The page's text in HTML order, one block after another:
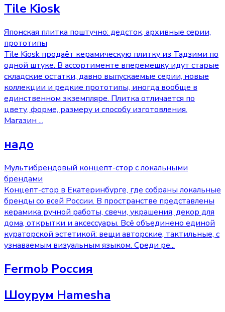
Tile Kiosk
Японская плитка поштучно: дедсток, архивные серии,
прототипы
Tile Kiosk продаёт керамическую плитку из Тадзими по
одной штуке. В ассортименте вперемешку идут старые
складские остатки, давно выпускаемые серии, новые
коллекции и редкие прототипы, иногда вообще в
единственном экземпляре. Плитка отличается по
цвету, форме, размеру и способу изготовления.
Магазин ...
надо
Мультибрендовый концепт-стор с локальными
брендами
Концепт-стор в Екатеринбурге, где собраны локальные
бренды со всей России. В пространстве представлены
керамика ручной работы, свечи, украшения, декор для
дома, открытки и аксессуары. Всё объединено единой
кураторской эстетикой: вещи авторские, тактильные, с
узнаваемым визуальным языком. Среди ре...
Fermob Россия
Шоурум Hamesha